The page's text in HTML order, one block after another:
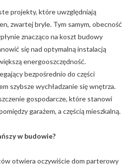
projekty, które uwzględniają
zwartej bryle. Tym samym, obecność
znacząco na koszt budowy
się nad optymalną instalacją
energooszczędność.
bezpośrednio do części
szybsze wychładzanie się wnętrza.
gospodarcze, które stanowi
garażem, a częścią mieszkalną.
w budowie?
otwiera oczywiście dom parterowy